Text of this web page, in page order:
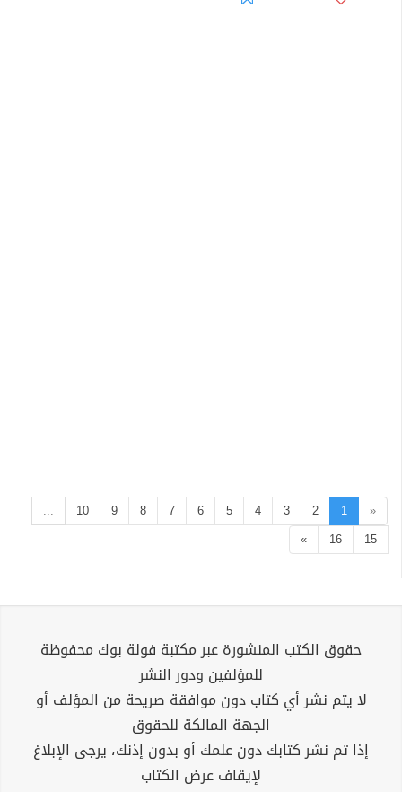
«
1
2
3
4
5
6
7
8
9
10
...
15
16
»
حقوق الكتب المنشورة عبر مكتبة فولة بوك محفوظة
للمؤلفين ودور النشر
لا يتم نشر أي كتاب دون موافقة صريحة من المؤلف أو
الجهة المالكة للحقوق
إذا تم نشر كتابك دون علمك أو بدون إذنك، يرجى الإبلاغ
لإيقاف عرض الكتاب